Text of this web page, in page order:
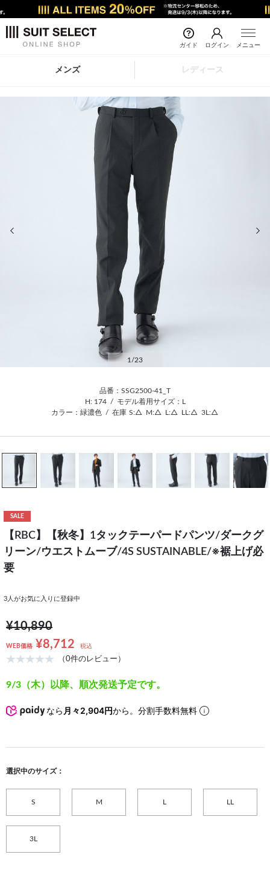
ガイド ログイン メニュー
メンズ レディース
1 /23
品番：SSG2500-41_T
H: 174
/
モデル着用サイズ：L
カラー：緑濃色
/ 在庫 S:△ M:△ L:△ LL:△ 3L:△
SALE
【RBC】【秋冬】1タックテーパードパンツ/ダークグ
リーン/ウエストムーブ/4S SUSTAINABLE/※裾上げ必
要
3 人がお気に入りに登録中
¥10,890
WEB価格 ¥8,712 税込
（0件のレビュー）
9/3（木）以降、順次発送予定です。
なら 月々2,904円から。分割手数料無料
選択中のサイズ：
S M
3L